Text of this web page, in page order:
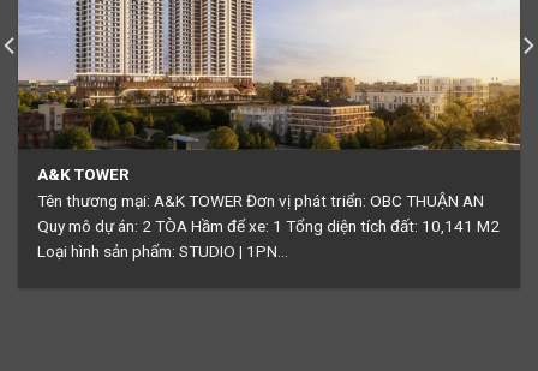
VINHOMES GALAXY – VINHOMES CAO XÀ LÁ
DỰ ÁN VINHOMES CAO XÀ LÁ Dự án Vinhomes Cao Xà Lá hay
còn gọi là Vinhomes Galaxy là đại đô thị mới được Vingroup phát
triển tại vị trí đắc địa thuộc ba phường:...